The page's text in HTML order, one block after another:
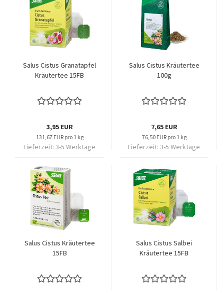
Salus Cistus Granatapfel
Kräutertee 15FB
3,95 EUR
131,67 EUR pro 1 kg
Lieferzeit: 3-5 Werktage
Salus Cistus Kräutertee
100g
7,65 EUR
76,50 EUR pro 1 kg
Lieferzeit: 3-5 Werktage
Salus Cistus Kräutertee
15FB
Salus Cistus Salbei
Kräutertee 15FB